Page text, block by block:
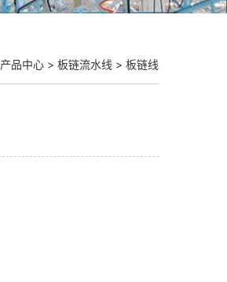
产品中心 > 板链流水线 > 板链线